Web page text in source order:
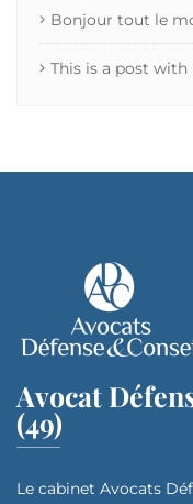
Bonjour tout le
This is a post
Avocat
(49)
Le cabinet Avocats